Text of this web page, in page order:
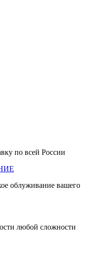
по всей России
облуживание вашего
любой сложности